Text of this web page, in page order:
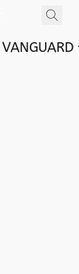
VANGUARD